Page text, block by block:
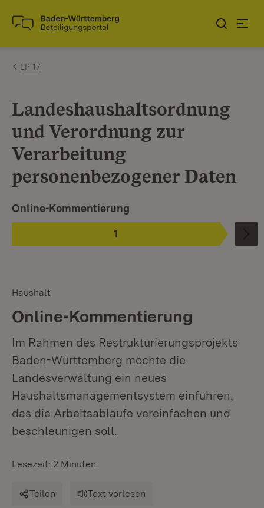
Zum Inhalt springen
Link zur Startseite
LP 17
Landeshaushaltsordnung
und Verordnung zur
Verarbeitung
personenbezogener Daten
Phase
1
:
Ist ausgewählt.
Online-Kommentierung
Haushalt
Online-Kommentierung
Im Rahmen des Restrukturierungsprojekts
Baden-Württemberg möchte die
Landesverwaltung ein neues
Haushaltsmanagementsystem einführen,
das die Arbeitsabläufe vereinfachen und
beschleunigen soll.
Lesezeit: 2 Minuten
Teilen Text vorlesen